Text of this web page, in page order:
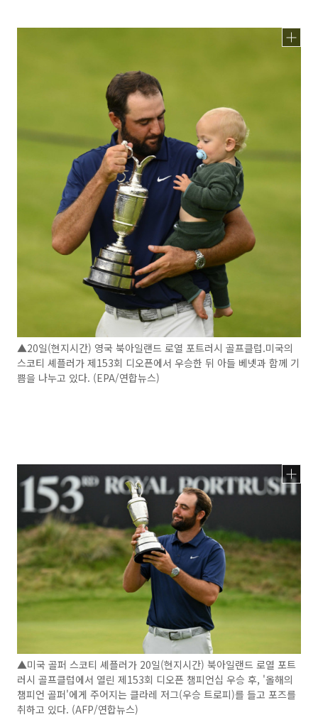
▲20일(현지시간) 영국 북아일랜드 로열 포트러시 골프클럽.미국의
스코티 셰플러가 제153회 디오픈에서 우승한 뒤 아들 베넷과 함께 기
쁨을 나누고 있다. (EPA/연합뉴스)
▲미국 골퍼 스코티 셰플러가 20일(현지시간) 북아일랜드 로열 포트
러시 골프클럽에서 열린 제153회 디오픈 챔피언십 우승 후, '올해의
챔피언 골퍼'에게 주어지는 클라레 저그(우승 트로피)를 들고 포즈를
취하고 있다. (AFP/연합뉴스)